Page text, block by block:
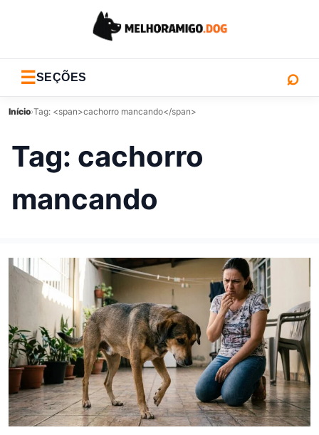
☰SEÇÕES ⌕
Início›Tag: <span>cachorro mancando</span>
Tag: cachorro
mancando